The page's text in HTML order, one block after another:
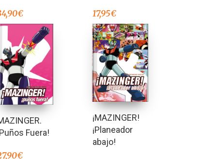
€ 17,95€
Fuera!
€
¡MAZINGER!
¡Planeador
abajo!